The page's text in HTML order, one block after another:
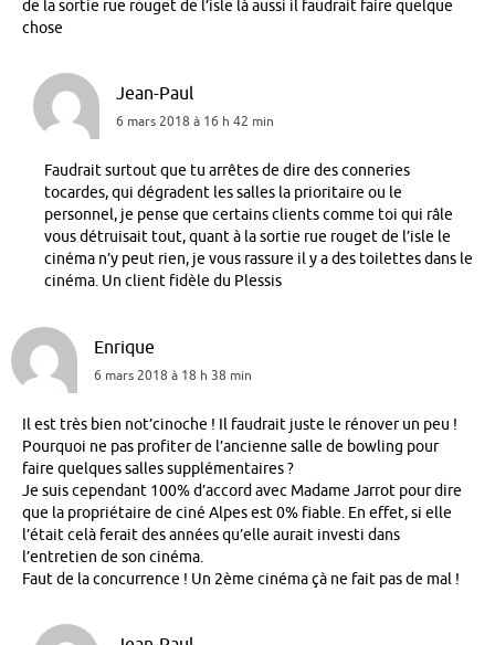
de la sortie rue rouget de l’isle là aussi il faudrait faire quelque
chose
Jean-Paul
6 mars 2018 à 16 h 42 min
Faudrait surtout que tu arrêtes de dire des conneries
tocardes, qui dégradent les salles la prioritaire ou le
personnel, je pense que certains clients comme toi qui râle
vous détruisait tout, quant à la sortie rue rouget de l’isle le
cinéma n’y peut rien, je vous rassure il y a des toilettes dans le
cinéma. Un client fidèle du Plessis
Enrique
6 mars 2018 à 18 h 38 min
Il est très bien not’cinoche ! Il faudrait juste le rénover un peu !
Pourquoi ne pas profiter de l’ancienne salle de bowling pour
faire quelques salles supplémentaires ?
Je suis cependant 100% d’accord avec Madame Jarrot pour dire
que la propriétaire de ciné Alpes est 0% fiable. En effet, si elle
l’était celà ferait des années qu’elle aurait investi dans
l’entretien de son cinéma.
Faut de la concurrence ! Un 2ème cinéma çà ne fait pas de mal !